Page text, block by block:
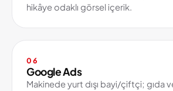
hikâye odaklı görsel içerik.
06
Google Ads
Makinede yurt dışı bayi/çiftçi; gıda